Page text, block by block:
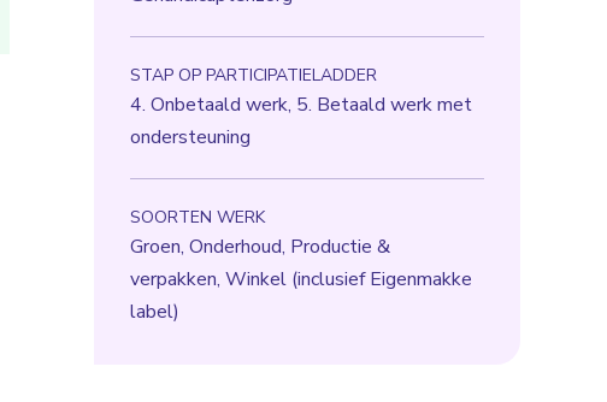
STAP OP PARTICIPATIELADDER
4. Onbetaald werk, 5. Betaald werk met
ondersteuning
SOORTEN WERK
Groen, Onderhoud, Productie &
verpakken, Winkel (inclusief Eigenmakke
label)